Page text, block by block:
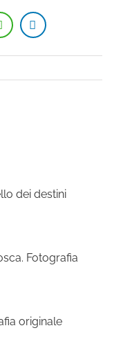
dei destini
Fotografia
originale